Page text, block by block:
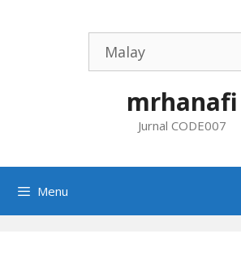
mrhanafi
Jurnal CODE007
Menu